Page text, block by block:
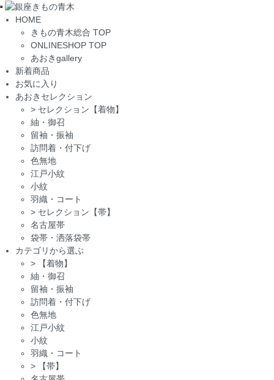
Toggle
navigation
HOME
きもの青木総合 TOP
ONLINESHOP TOP
あおきgallery
新着商品
お気に入り
あおきセレクション
> セレクション【着物】
紬・御召
留袖・振袖
訪問着・付下げ
色無地
江戸小紋
小紋
羽織・コート
> セレクション【帯】
名古屋帯
袋帯・洒落袋帯
カテゴリから選ぶ
>
【着物】
紬・御召
留袖・振袖
訪問着・付下げ
色無地
江戸小紋
小紋
羽織・コート
>
【帯】